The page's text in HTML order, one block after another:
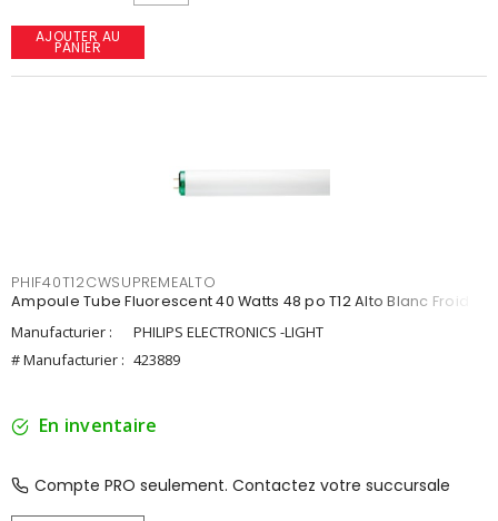
AJOUTER AU
PANIER
PHIF40T12CWSUPREMEALTO
Ampoule Tube Fluorescent 40 Watts 48 po T12 Alto Blanc Froid
Manufacturier :
PHILIPS ELECTRONICS -LIGHT
# Manufacturier : 423889
En inventaire
Compte PRO seulement. Contactez votre succursale